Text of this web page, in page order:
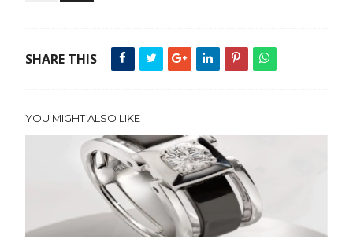
SHARE THIS
YOU MIGHT ALSO LIKE